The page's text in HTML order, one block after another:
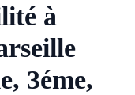
à
3éme,